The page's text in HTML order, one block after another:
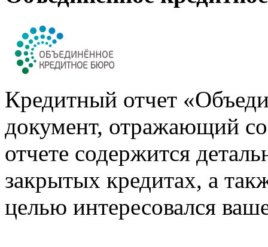
Кредитный отчет
документ, отражающий
отчете содержится
закрытых кредитах, а
целью интересовался